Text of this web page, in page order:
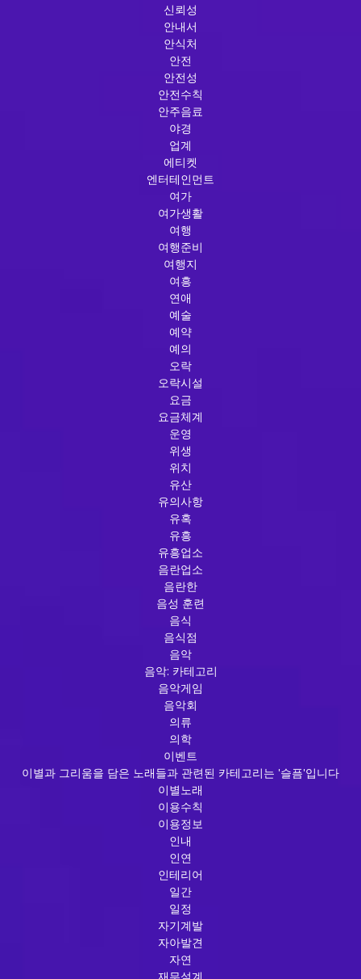
신뢰성
안내서
안식처
안전
안전성
안전수칙
안주음료
야경
업계
에티켓
엔터테인먼트
여가
여가생활
여행
여행준비
여행지
여흥
연애
예술
예약
예의
오락
오락시설
요금
요금체계
운영
위생
위치
유산
유의사항
유혹
유흥
유흥업소
음란업소
음란한
음성 훈련
음식
음식점
음악
음악: 카테고리
음악게임
음악회
의류
의학
이벤트
이별과 그리움을 담은 노래들과 관련된 카테고리는 '슬픔'입니다
이별노래
이용수칙
이용정보
인내
인연
인테리어
일간
일정
자기계발
자아발견
자연
재무설계